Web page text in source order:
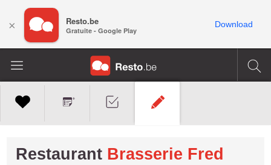
Restaurant Brasserie Fred
× Resto.be
Gratuite - Google Play
Download